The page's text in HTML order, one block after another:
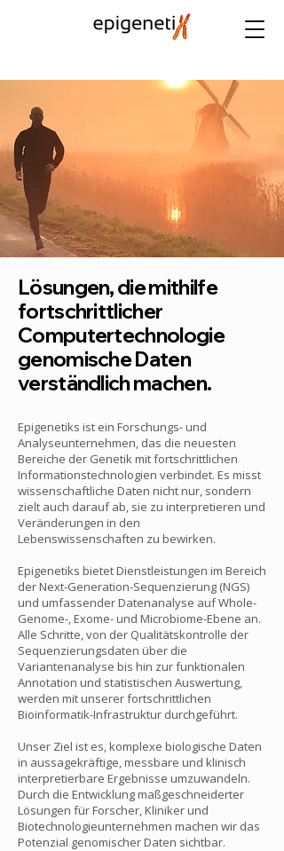
Lösungen, die mithilfe
fortschrittlicher
Computertechnologie
genomische Daten
verständlich machen.
Epigenetiks ist ein Forschungs- und
Analyseunternehmen, das die neuesten
Bereiche der Genetik mit fortschrittlichen
Informationstechnologien verbindet. Es misst
wissenschaftliche Daten nicht nur, sondern
zielt auch darauf ab, sie zu interpretieren und
Veränderungen in den
Lebenswissenschaften zu bewirken.
Epigenetiks bietet Dienstleistungen im Bereich
der Next-Generation-Sequenzierung (NGS)
und umfassender Datenanalyse auf Whole-
Genome-, Exome- und Microbiome-Ebene an.
Alle Schritte, von der Qualitätskontrolle der
Sequenzierungsdaten über die
Variantenanalyse bis hin zur funktionalen
Annotation und statistischen Auswertung,
werden mit unserer fortschrittlichen
Bioinformatik-Infrastruktur durchgeführt.
Unser Ziel ist es, komplexe biologische Daten
in aussagekräftige, messbare und klinisch
interpretierbare Ergebnisse umzuwandeln.
Durch die Entwicklung maßgeschneiderter
Lösungen für Forscher, Kliniker und
Biotechnologieunternehmen machen wir das
Potenzial genomischer Daten sichtbar.